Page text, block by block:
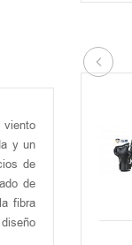
viento
y un
de
de
fibra